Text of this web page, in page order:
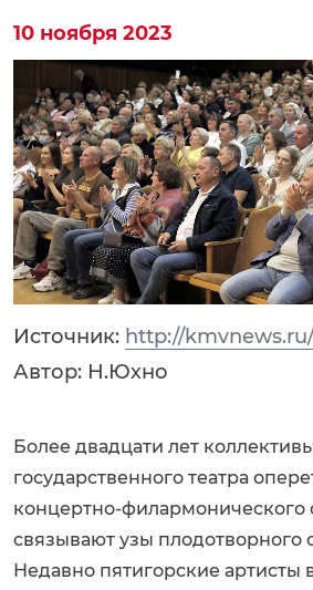
10 ноября 2023
Источник: http://
Автор: Н.Юхно
Более двадцати лет
государственного театра
концертно-филармонического
связывают узы плодотворного
Недавно пятигорские артисты